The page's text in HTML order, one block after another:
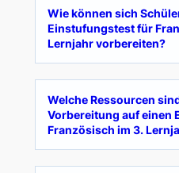
Wie können sich
Einstufungstest für
Lernjahr vorbereiten?
Welche Ressourcen
Vorbereitung auf einen
Französisch im 3.